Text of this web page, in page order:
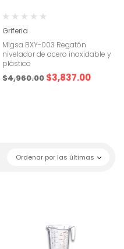
Griferia
Migsa BXY-003 Regatón
nivelador de acero inoxidable y
plástico
$4,960.00 $3,837.00
Ordenar por las últimas